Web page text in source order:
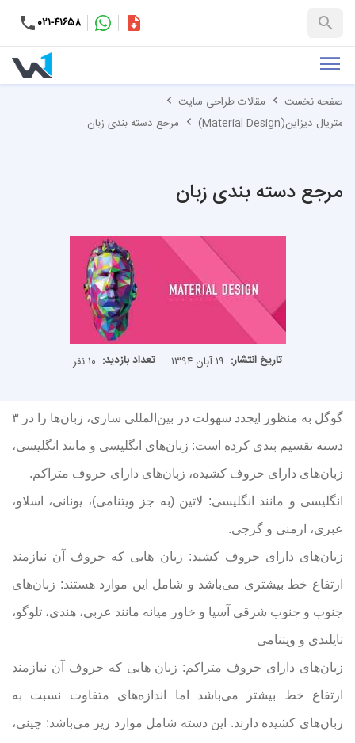
۰۲۱-۴۱۶۵۸
+۹۸-کاتالوگ
صفحه نخست
مقالات طراحی سایت
متریال دیزاین(Material Design)
مرجع دسته بندی زبان
مرجع دسته بندی زبان
تاریخ انتشار: ۱۹ آبان ۱۳۹۴ تعداد بازدید: ۱۰ نفر
گوگل به منظور ایجدد سهولت در بین‌المللی سازی، زبان‌ها را در ۳
دسته تقسیم بندی کرده است: زبان‌های انگلیسی‌ و مانند انگلیسی‌،
زبان‌های دارای حروف کشیده، زبان‌های دارای حروف متراکم.
انگلیسی‌ و مانند انگلیسی‌: لاتین (به جز ویتنامی)، یونانی، اسلاو،
عبری، ارمنی و گرجی.
زبان‌های دارای حروف کشید: زبان هایی که حروف آن نیازمند
ارتفاع خط بیشتری می‌باشد و شامل این موارد هستند: زبان‌های
جنوب و جنوب شرقی‌ آسیا و خاور میانه مانند عربی‌، هندی، تلوگو،
تایلندی و ویتنامی
زبان‌های دارای حروف متراکم: زبان هایی که حروف آن نیازمند
ارتفاع خط بیشتر می‌باشد اما اندازه‌های متفاوت نسبت به
زبان‌های کشیده دارند. این دسته شامل موارد زیر می‌باشد: چینی‌،